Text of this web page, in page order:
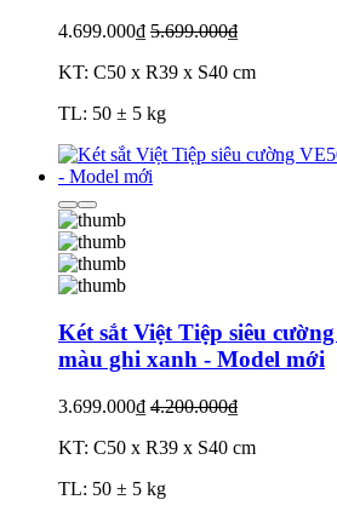
4.699.000₫ 5.699.000₫
KT: C50 x R39 x S40 cm
TL: 50 ± 5 kg
Két sắt Việt Tiệp siêu
màu ghi xanh - Model mới
3.699.000₫ 4.200.000₫
KT: C50 x R39 x S40 cm
TL: 50 ± 5 kg